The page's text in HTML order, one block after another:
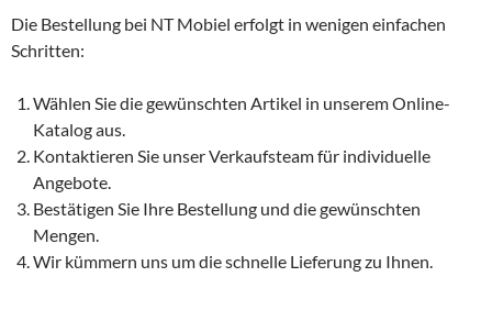
Die Bestellung bei NT Mobiel erfolgt in wenigen einfachen
Schritten:
Wählen Sie die gewünschten Artikel in unserem Online-
Katalog aus.
Kontaktieren Sie unser Verkaufsteam für individuelle
Angebote.
Bestätigen Sie Ihre Bestellung und die gewünschten
Mengen.
Wir kümmern uns um die schnelle Lieferung zu Ihnen.